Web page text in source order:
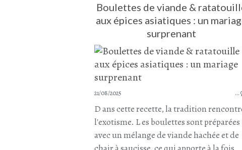
Boulettes de viande &
aux épices asiatiques : un
surprenant
21/08/2025 …
D ans cette recette, la tradition
l'exotisme. L es boulettes sont préparées
avec un mélange de viande hachée et de